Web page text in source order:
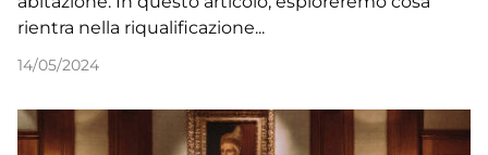
rientra nella riqualificazione...
14/05/2024